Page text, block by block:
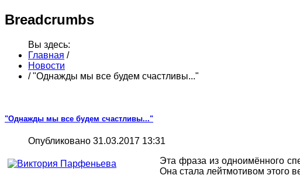
Breadcrumbs
Вы здесь:
Главная /
Новости
/ "Однажды мы все будем счастливы..."
"Однажды мы все будем счастливы..."
Опубликовано 31.03.2017 13:31
Эта фраза из одноимённого
Она стала лейтмотивом этого